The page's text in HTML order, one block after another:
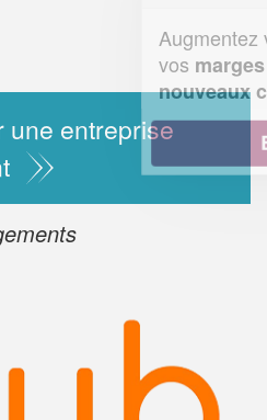
une entreprise
Augmentez votrechiffre
tout en gagnant
nouveaux clients!
En savoir plus